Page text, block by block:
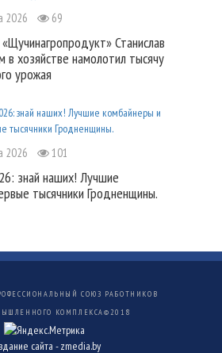
2026 69
Станислав
в хозяйстве намолотил тысячу
урожая
2026 101
знай наших! Лучшие
тысячники Гродненщины.
СОЮЗ РАБОТНИКОВ
КОМПЛЕКСА© 2018
сайта -zmedia.by